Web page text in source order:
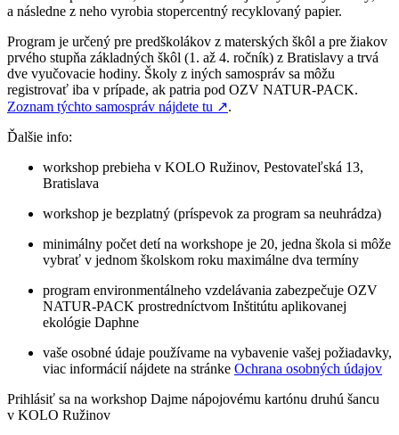
a následne z neho vyrobia stopercentný recyklovaný papier.
Program je určený pre predškolákov z materských škôl a pre žiakov
prvého stupňa základných škôl (1. až 4. ročník) z Bratislavy a trvá
dve vyučovacie hodiny. Školy z iných samospráv sa môžu
registrovať iba v prípade, ak patria pod OZV NATUR-PACK.
Zoznam týchto samospráv nájdete tu ↗︎.
Ďalšie info:
workshop prebieha v KOLO Ružinov, Pestovateľská 13,
Bratislava
workshop je bezplatný (príspevok za program sa neuhrádza)
minimálny počet detí na workshope je 20, jedna škola si môže
vybrať v jednom školskom roku maximálne dva termíny
program environmentálneho vzdelávania zabezpečuje OZV
NATUR-PACK prostredníctvom Inštitútu aplikovanej
ekológie Daphne
vaše osobné údaje používame na vybavenie vašej požiadavky,
viac informácií nájdete na stránke Ochrana osobných údajov
Prihlásiť sa na workshop Dajme nápojovému kartónu druhú šancu
v KOLO Ružinov